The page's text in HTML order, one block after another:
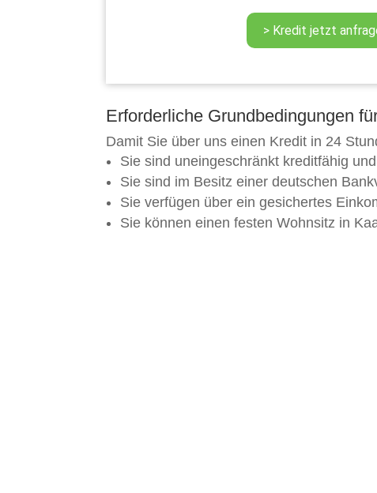
Erforderliche Grundbedingungen
Damit Sie über uns einen Kredit in 24
Sie sind uneingeschränkt kreditfähig
Sie sind im Besitz einer deutschen
Sie verfügen über ein gesichertes
Sie können einen festen Wohnsitz in